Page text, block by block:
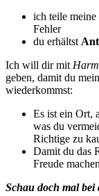
ich teile meine
Fehler
du erhältst
Ich will dir mit
geben, damit du
wiederkommst:
Es ist ein Ort,
was du
Richtige zu
Damit du das
Freude
Schau doch mal bei